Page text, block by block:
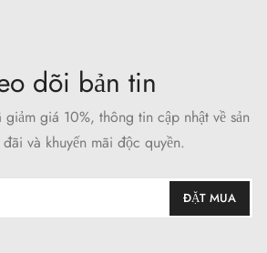
dõi bản tin
giá 10%, thông tin cập nhật về sản
và khuyến mãi độc quyền.